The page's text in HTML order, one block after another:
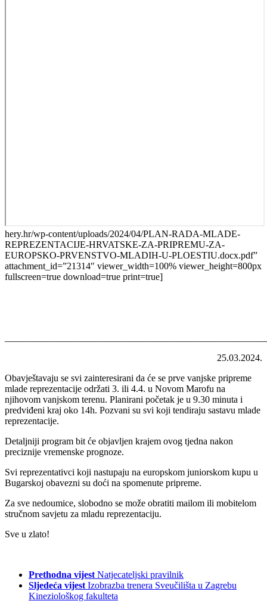
hery.hr/wp-content/uploads/2024/04/PLAN-RADA-MLADE-
REPREZENTACIJE-HRVATSKE-ZA-PRIPREMU-ZA-
EUROPSKO-PRVENSTVO-MLADIH-U-PLOESTIU.docx.pdf”
attachment_id=”21314″ viewer_width=100% viewer_height=800px
fullscreen=true download=true print=true]
25.03.2024.
Obavještavaju se svi zainteresirani da će se prve vanjske pripreme
mlade reprezentacije održati 3. ili 4.4. u Novom Marofu na
njihovom vanjskom terenu. Planirani početak je u 9.30 minuta i
predviđeni kraj oko 14h. Pozvani su svi koji tendiraju sastavu mlade
reprezentacije.
Detaljniji program bit će objavljen krajem ovog tjedna nakon
preciznije vremenske prognoze.
Svi reprezentativci koji nastupaju na europskom juniorskom kupu u
Bugarskoj obavezni su doći na spomenute pripreme.
Za sve nedoumice, slobodno se može obratiti mailom ili mobitelom
stručnom savjetu za mladu reprezentaciju.
Sve u zlato!
Prethodna vijest Natjecateljski pravilnik
Sljedeća vijest Izobrazba trenera Sveučilišta u Zagrebu
Kineziološkog fakulteta